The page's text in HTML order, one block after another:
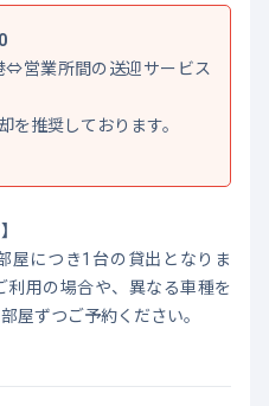
営業所間の送迎サービス
推奨しております。
屋につき1台の貸出となりま
用の場合や、異なる車種を
屋ずつご予約ください。